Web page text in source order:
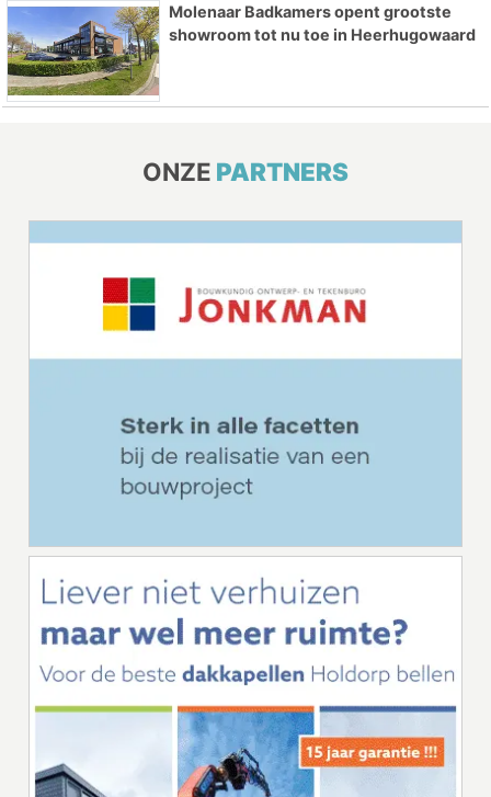
Molenaar Badkamers opent grootste
showroom tot nu toe in Heerhugowaard
ONZE PARTNERS